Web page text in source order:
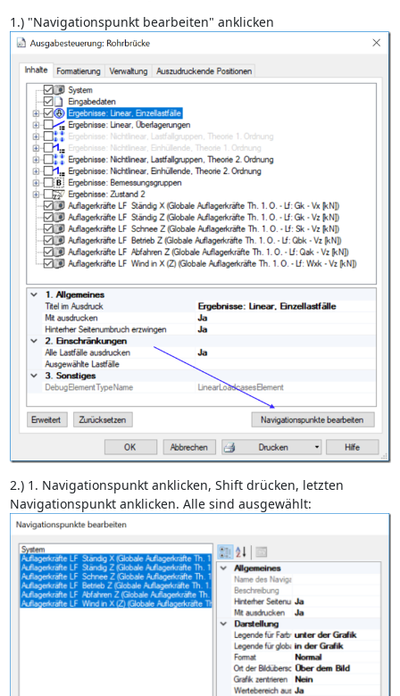
1.) "Navigationspunkt bearbeiten" anklicken
2.) 1. Navigationspunkt anklicken, Shift drücken, letzten
Navigationspunkt anklicken. Alle sind ausgewählt: